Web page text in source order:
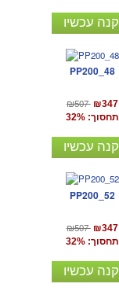
קנה עכשיו
PP200_48
₪507 ₪347
תחסוך: 32%
קנה עכשיו
PP200_52
₪507 ₪347
תחסוך: 32%
קנה עכשיו